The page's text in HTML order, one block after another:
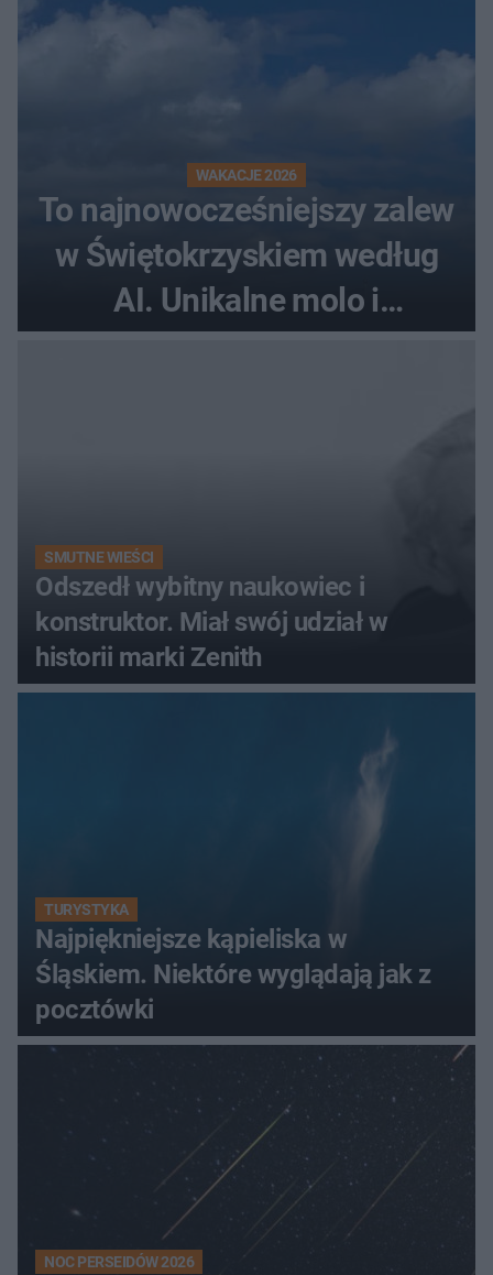
WAKACJE 2026
To najnowocześniejszy zalew
w Świętokrzyskiem według
AI. Unikalne molo i
SMUTNE WIEŚCI
Odszedł wybitny naukowiec i
konstruktor. Miał swój udział w
historii marki Zenith
TURYSTYKA
Najpiękniejsze kąpieliska w
Śląskiem. Niektóre wyglądają jak z
pocztówki
NOC PERSEIDÓW 2026